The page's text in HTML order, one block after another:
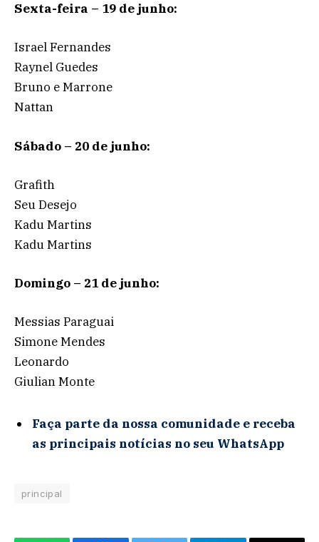
Sexta-feira – 19 de junho:
Israel Fernandes
Raynel Guedes
Bruno e Marrone
Nattan
Sábado – 20 de junho:
Grafith
Seu Desejo
Kadu Martins
Kadu Martins
Domingo – 21 de junho:
Messias Paraguai
Simone Mendes
Leonardo
Giulian Monte
Faça parte da nossa comunidade e receba
as principais notícias no seu WhatsApp
principal